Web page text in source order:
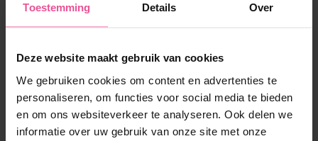
Toestemming Details Over
Deze website maakt gebruik van cookies
We gebruiken cookies om content en advertenties te
personaliseren, om functies voor social media te bieden
en om ons websiteverkeer te analyseren. Ook delen we
informatie over uw gebruik van onze site met onze
Stel uw vraag